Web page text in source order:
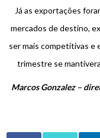
Já as exportações
mercados de destino,
ser mais competitivas e
trimestre se
Marcos Gonzalez –